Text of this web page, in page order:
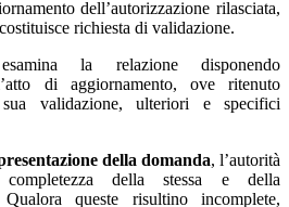
dell’autorizzazione rilasciata,
richiesta di validazione.
la relazione disponendo
di aggiornamento, ove ritenuto
validazione, ulteriori e specifici
della domanda, l’autorità
della stessa e della
Qualora queste risultino incomplete,